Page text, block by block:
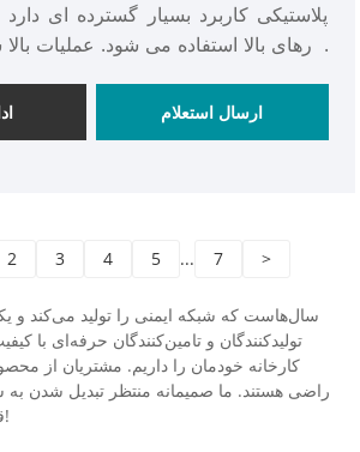
پلاستیکی کاربرد بسیار گسترده ای
کارهای بالا استفاده می شود. عملیات
عمیق و غیره رخ می دهد. محصولات
استحکام بالا، نصب آسان، ضد پیری،
ارسال استعلام
2 3 4 5 ... 7 >
تولیدکنندگان و تامین‌کنندگان حرفه‌ای با
کارخانه خودمان را داریم. مشتریان از
راضی هستند. ما صمیمانه منتظر تبدیل شدن
قابل اعتماد شما هستیم!